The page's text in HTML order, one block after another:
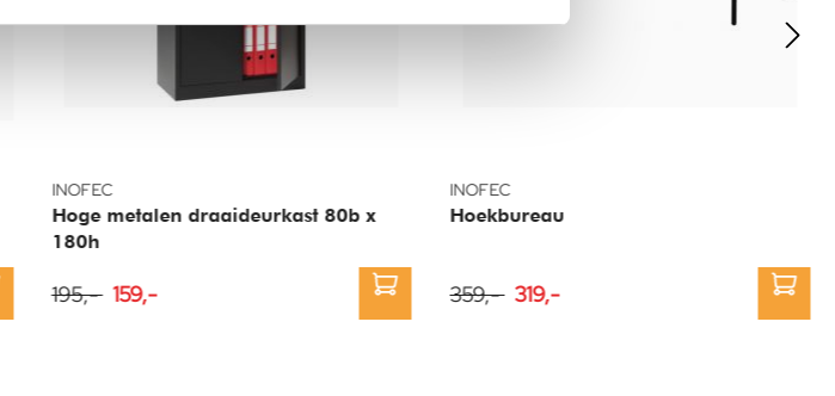
INOFEC
Hoge metalen draaideurkast 80b x
180h
195,- 159,-
INOFEC
Hoekbureau
359,- 319,-